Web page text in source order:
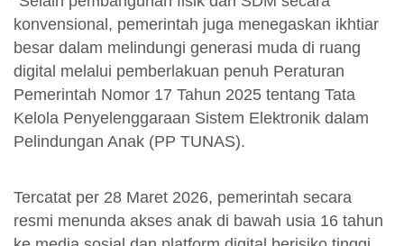
konvensional, pemerintah juga menegaskan ikhtiar
besar dalam melindungi generasi muda di ruang
digital melalui pemberlakuan penuh Peraturan
Pemerintah Nomor 17 Tahun 2025 tentang Tata
Kelola Penyelenggaraan Sistem Elektronik dalam
Pelindungan Anak (PP TUNAS).
Tercatat per 28 Maret 2026, pemerintah secara
resmi menunda akses anak di bawah usia 16 tahun